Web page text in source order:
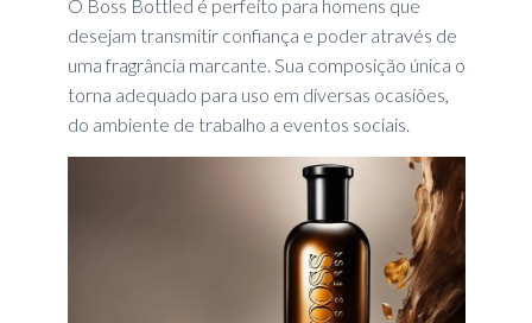
O Boss Bottled é perfeito para homens que
desejam transmitir confiança e poder através de
uma fragrância marcante. Sua composição única o
torna adequado para uso em diversas ocasiões,
do ambiente de trabalho a eventos sociais.